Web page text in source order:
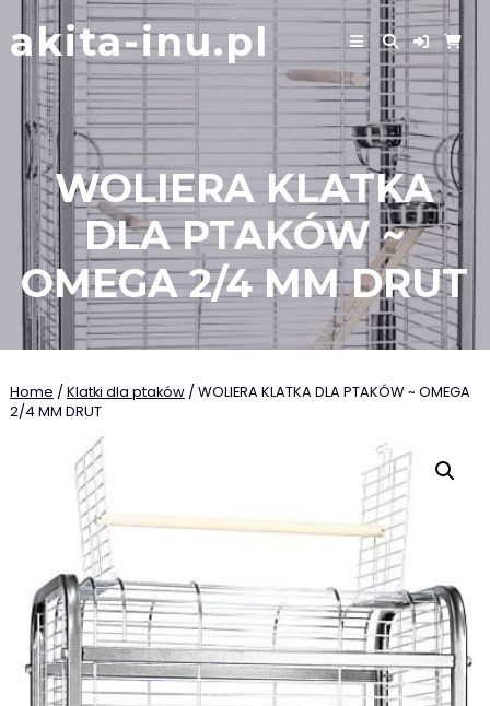
to
content
akita-inu.pl
WOLIERA KLATKA
DLA PTAKÓW ~
OMEGA 2/4 MM DRUT
Home /Klatki dla ptaków/ WOLIERA KLATKA DLA PTAKÓW ~ OMEGA
2/4 MM DRUT